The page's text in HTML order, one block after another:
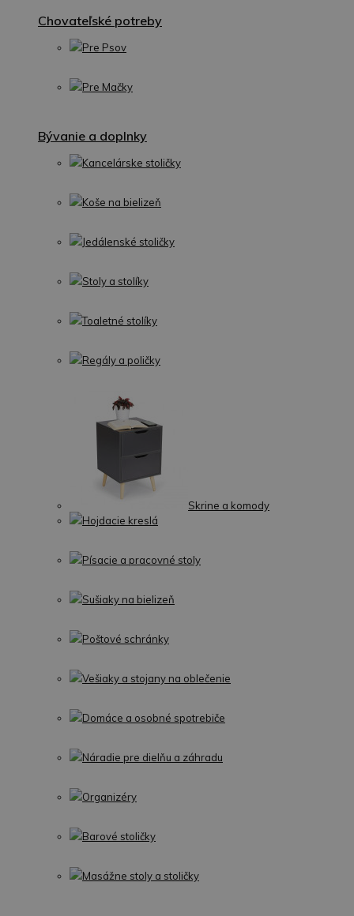
Chovateľské potreby
Pre Psov
Pre Mačky
Bývanie a doplnky
Kancelárske stoličky
Koše na bielizeň
Jedálenské stoličky
Stoly a stolíky
Toaletné stolíky
Regály a poličky
Skrine a komody
Hojdacie kreslá
Písacie a pracovné stoly
Sušiaky na bielizeň
Poštové schránky
Vešiaky a stojany na oblečenie
Domáce a osobné spotrebiče
Náradie pre dielňu a záhradu
Organizéry
Barové stoličky
Masážne stoly a stoličky